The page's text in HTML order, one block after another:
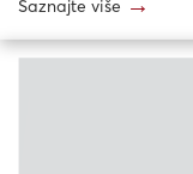
Saznajte više